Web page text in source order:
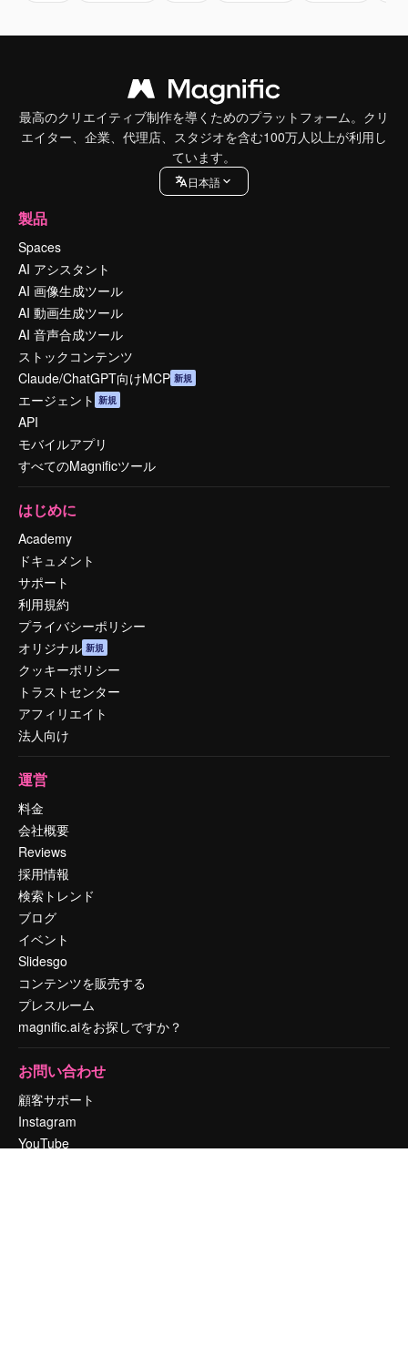
最高のクリエイティブ制作を導くためのプラットフォーム。クリ
エイター、企業、代理店、スタジオを含む100万人以上が利用し
ています。
日本語
製品
Spaces
AI アシスタント
AI 画像生成ツール
AI 動画生成ツール
AI 音声合成ツール
ストックコンテンツ
Claude/ChatGPT向けMCP 新規
エージェント 新規
API
モバイルアプリ
すべてのMagnificツール
はじめに
Academy
ドキュメント
サポート
利用規約
プライバシーポリシー
オリジナル 新規
クッキーポリシー
トラストセンター
アフィリエイト
法人向け
運営
料金
会社概要
Reviews
採用情報
検索トレンド
ブログ
イベント
Slidesgo
コンテンツを販売する
プレスルーム
magnific.aiをお探しですか？
お問い合わせ
顧客サポート
Instagram
YouTube